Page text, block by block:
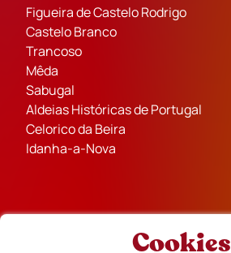
Figueira de Castelo Rodrigo
Castelo Branco
Trancoso
Mêda
Sabugal
Aldeias Históricas de Portugal
Celorico da Beira
Idanha-a-Nova
Socios
Cookies